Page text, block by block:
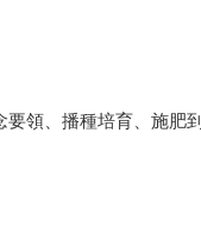
領、播種培育、施